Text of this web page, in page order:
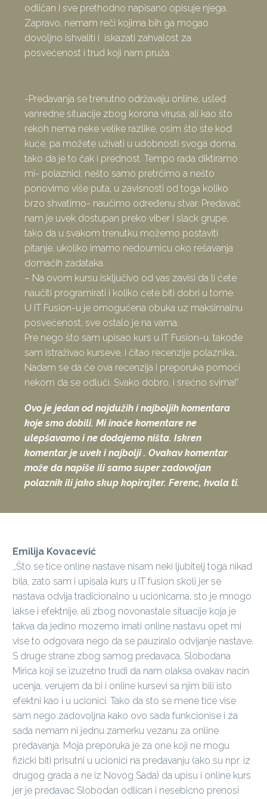
odličan i sve prethodno napisano opisuje njega.
Zapravo, nemam reči kojima bih ga mogao
dovoljno ishvaliti i iskazati zahvalost za
posvećenost i trud koji nam pruža.
-Predavanja se trenutno održavaju online, usled
vanredne situacije zbog korona virusa, ali kao što
rekoh nema neke velike razlike, osim što ste kod
kuće, pa možete uživati u udobnosti svoga doma,
tako da je to čak i prednost. Tempo rada diktiramo
mi- polaznici; nešto samo pretrčimo a nešto
ponovimo više puta, u zavisnosti od toga koliko
brzo shvatimo- naučimo određenu stvar. Predavač
nam je uvek dostupan preko viber i slack grupe,
tako da u svakom trenutku možemo postaviti
pitanje, ukoliko imamo nedoumicu oko rešavanja
domaćih zadataka.
– Na ovom kursu isključivo od vas zavisi da li ćete
naučiti programirati i koliko ćete biti dobri u tome.
U IT Fusion-u je omogućena obuka uz maksimalnu
posvećenost, sve ostalo je na vama.
Pre nego što sam upisao kurs u IT Fusion-u, takođe
sam istraživao kurseve, i čitao recenzije polaznika…
Nadam se da će ova recenzija i preporuka pomoći
nekom da se odluči. Svako dobro, i srećno svima!”
Ovo je jedan od najdužih i najboljih komentara
koje smo dobili. Mi inače komentare ne
ulepšavamo i ne dodajemo ništa. Iskren
komentar je uvek i najbolji . Ovakav komentar
može da napiše ili samo super zadovoljan
polaznik ili jako skup kopirajter. Ferenc, hvala ti.
Emilija Kovacević
,,Što se tice online nastave nisam neki ljubitelj toga nikad
bila, zato sam i upisala kurs u IT fusion skoli jer se
nastava odvija tradicionalno u ucionicama, sto je mnogo
lakse i efektnije, ali zbog novonastale situacije koja je
takva da jedino mozemo imati online nastavu opet mi
vise to odgovara nego da se pauziralo odvijanje nastave.
S druge strane zbog samog predavaca, Slobodana
Mirica koji se izuzetno trudi da nam olaksa ovakav nacin
ucenja, verujem da bi i online kursevi sa njim bili isto
efektni kao i u ucionici. Tako da sto se mene tice vise
sam nego zadovoljna kako ovo sada funkcionise i za
sada nemam ni jednu zamerku vezanu za online
predavanja. Moja preporuka je za one koji ne mogu
fizicki biti prisutni u ucionici na predavanju (ako su npr. iz
drugog grada a ne iz Novog Sada) da upisu i online kurs
jer je predavac Slobodan odlican i nesebicno prenosi